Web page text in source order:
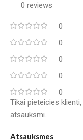
0 reviews
0
0
0
0
0
Atsauksmes
Tikai pieteicies
atsauksmi.